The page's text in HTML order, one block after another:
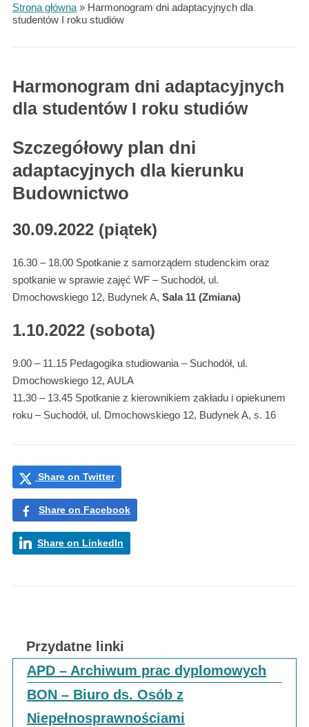
Strona główna» Harmonogram dni adaptacyjnych dla
studentów I roku studiów
Harmonogram dni adaptacyjnych
dla studentów I roku studiów
Szczegółowy plan dni
adaptacyjnych dla kierunku
Budownictwo
30.09.2022 (piątek)
16.30 – 18.00 Spotkanie z samorządem studenckim oraz
spotkanie w sprawie zajęć WF – Suchodół, ul.
Dmochowskiego 12, Budynek A, Sala 11 (Zmiana)
1.10.2022 (sobota)
9.00 – 11.15 Pedagogika studiowania – Suchodół, ul.
Dmochowskiego 12, AULA
11.30 – 13.45 Spotkanie z kierownikiem zakładu i opiekunem
roku – Suchodół, ul. Dmochowskiego 12, Budynek A, s. 16
Share on Twitter
Share on Facebook
Share on LinkedIn
Przydatne linki
APD – Archiwum prac dyplomowych
BON – Biuro ds. Osób z
Niepełnosprawnościami